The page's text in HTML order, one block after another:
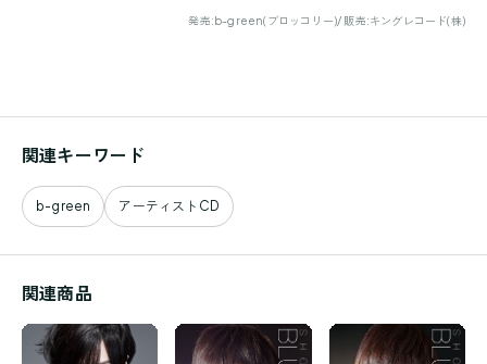
発売:b-green(ブロッコリー)/ 販売:キングレコード(株)
関連キーワード
b-green アーティストCD
関連商品